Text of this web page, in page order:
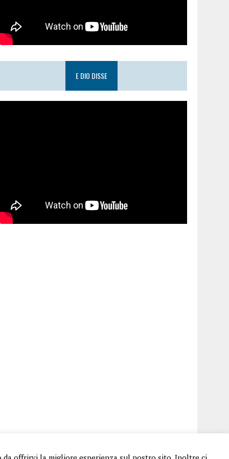
E DIO DISSE